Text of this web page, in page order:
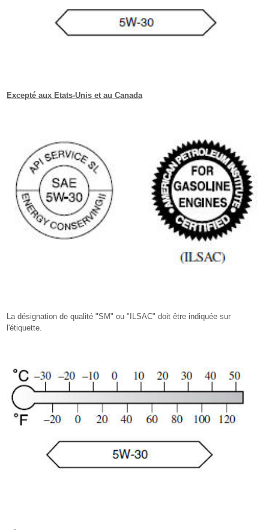
Excepté aux Etats-Unis et au Canada
La désignation de qualité "SM" ou "ILSAC" doit être indiquée sur
l'étiquette.